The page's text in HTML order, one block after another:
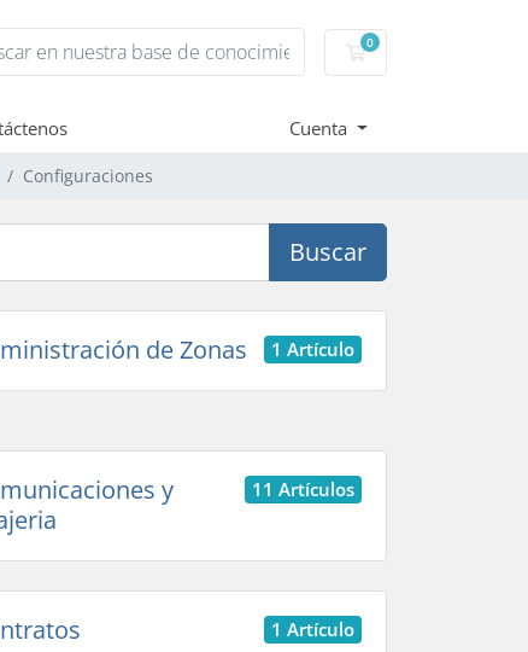
0
Carro de Pedidos
Cuenta
Configuraciones
Buscar
1 Artículo
de Zonas
11 Artículos
y
1 Artículo